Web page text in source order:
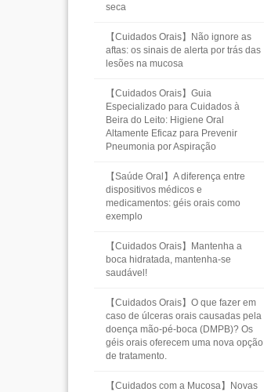
seca
【Cuidados Orais】Não ignore as
aftas: os sinais de alerta por trás das
lesões na mucosa
【Cuidados Orais】Guia
Especializado para Cuidados à
Beira do Leito: Higiene Oral
Altamente Eficaz para Prevenir
Pneumonia por Aspiração
【Saúde Oral】A diferença entre
dispositivos médicos e
medicamentos: géis orais como
exemplo
【Cuidados Orais】Mantenha a
boca hidratada, mantenha-se
saudável!
【Cuidados Orais】O que fazer em
caso de úlceras orais causadas pela
doença mão-pé-boca (DMPB)? Os
géis orais oferecem uma nova opção
de tratamento.
【Cuidados com a Mucosa】Novas